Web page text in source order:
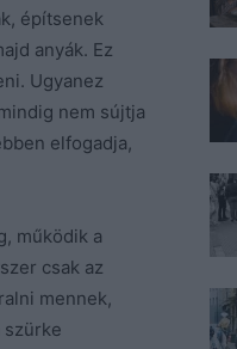
építsenek
anyák. Ez
Ugyanez
nem sújtja
elfogadja,
működik a
csak az
mennek,
szürke